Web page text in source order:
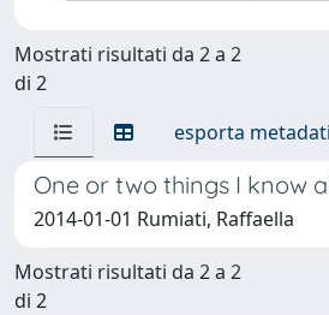
Mostrati risultati da 2 a 2
di 2
esporta metadati
One or two things I know
2014-01-01 Rumiati, Raffaella
Mostrati risultati da 2 a 2
di 2